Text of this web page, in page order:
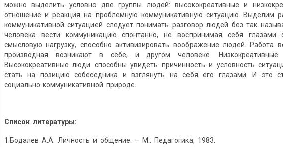
можно выделить условно две группы людей: высококреативные и
отношение и реакция на проблемную коммуникативную ситуацию. Выделим
коммуникативной ситуацией следует понимать разговор людей без так
человека вести коммуникацию спонтанно, не воспринимая себя
смысловую нагрузку, способно активизировать воображение людей. Работа
производная возникают в себе, и другом человеке.
Высококреативные люди способны увидеть причинность и условность
стать на позицию собеседника и взглянуть на себя его глазами. И это
социально-коммуникативной природе.
Список литературы:
1.Бодалев А.А. Личность и общение. – М.: Педагогика, 1983.